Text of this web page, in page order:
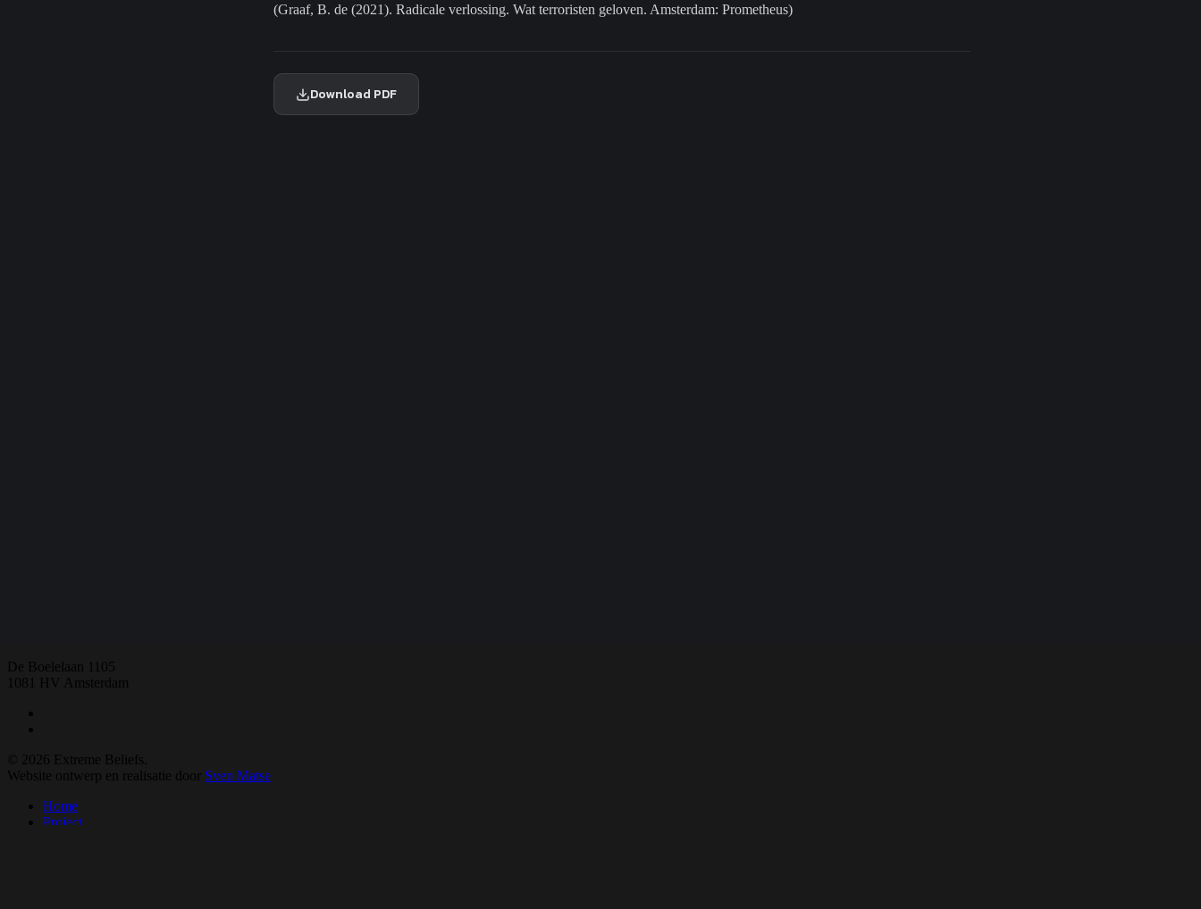
(Graaf, B. de (2021). Radicale verlossing. Wat terroristen geloven. Amsterdam: Prometheus)
Download PDF
De Boelelaan 1105
1081 HV Amsterdam
© 2026 Extreme Beliefs.
Website ontwerp en realisatie door Sven Matse
Close
Menu
Home
Project